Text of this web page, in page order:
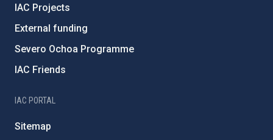
IAC Projects
External funding
Severo Ochoa Programme
IAC Friends
IAC PORTAL
Sitemap